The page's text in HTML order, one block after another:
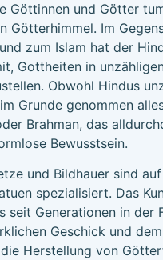
Göttinnen und Götter
Götterhimmel. Im
zum Islam hat der
Gottheiten in
Obwohl Hindus
Grunde genommen
Brahman, das
Bewusstsein.
und Bildhauer sind
spezialisiert. Das
seit Generationen in der
Geschick und
Herstellung von